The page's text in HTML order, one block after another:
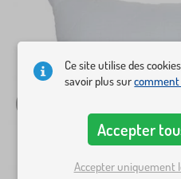
Ce site utilise des
savoir plus surcomment
Accepter
Accepter uniquement